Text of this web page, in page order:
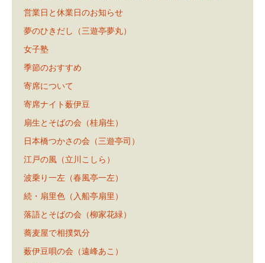
営業日と休業日のお知らせ
夢のひきだし（三遊亭夢丸）
女子塾
季節のおすすめ
寄席について
寄席ナイト薮伊豆
扇生とそばの会（桂扇生）
日本橋つかさの会（三遊亭司）
江戸の風（立川こしら）
波乗り一左（春風亭一左）
続・扇里色（入船亭扇里）
落語とそばの会（柳家花緑）
蕎麦屋で相撲気分
薮伊豆唄の会（遠峰あこ）